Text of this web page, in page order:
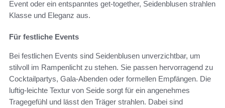
Event oder ein entspanntes get-together, Seidenblusen strahlen
Klasse und Eleganz aus.
Für festliche Events
Bei festlichen Events sind Seidenblusen unverzichtbar, um
stilvoll im Rampenlicht zu stehen. Sie passen hervorragend zu
Cocktailpartys, Gala-Abenden oder formellen Empfängen. Die
luftig-leichte Textur von Seide sorgt für ein angenehmes
Tragegefühl und lässt den Träger strahlen. Dabei sind